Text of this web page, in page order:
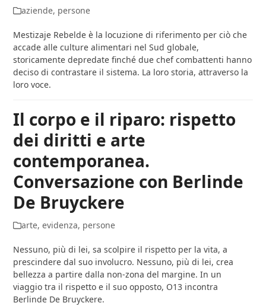
aziende, persone
Mestizaje Rebelde è la locuzione di riferimento per ciò che
accade alle culture alimentari nel Sud globale,
storicamente depredate finché due chef combattenti hanno
deciso di contrastare il sistema. La loro storia, attraverso la
loro voce.
Il corpo e il riparo: rispetto
dei diritti e arte
contemporanea.
Conversazione con Berlinde
De Bruyckere
arte,evidenza, persone
Nessuno, più di lei, sa scolpire il rispetto per la vita, a
prescindere dal suo involucro. Nessuno, più di lei, crea
bellezza a partire dalla non-zona del margine. In un
viaggio tra il rispetto e il suo opposto, O13 incontra
Berlinde De Bruyckere.